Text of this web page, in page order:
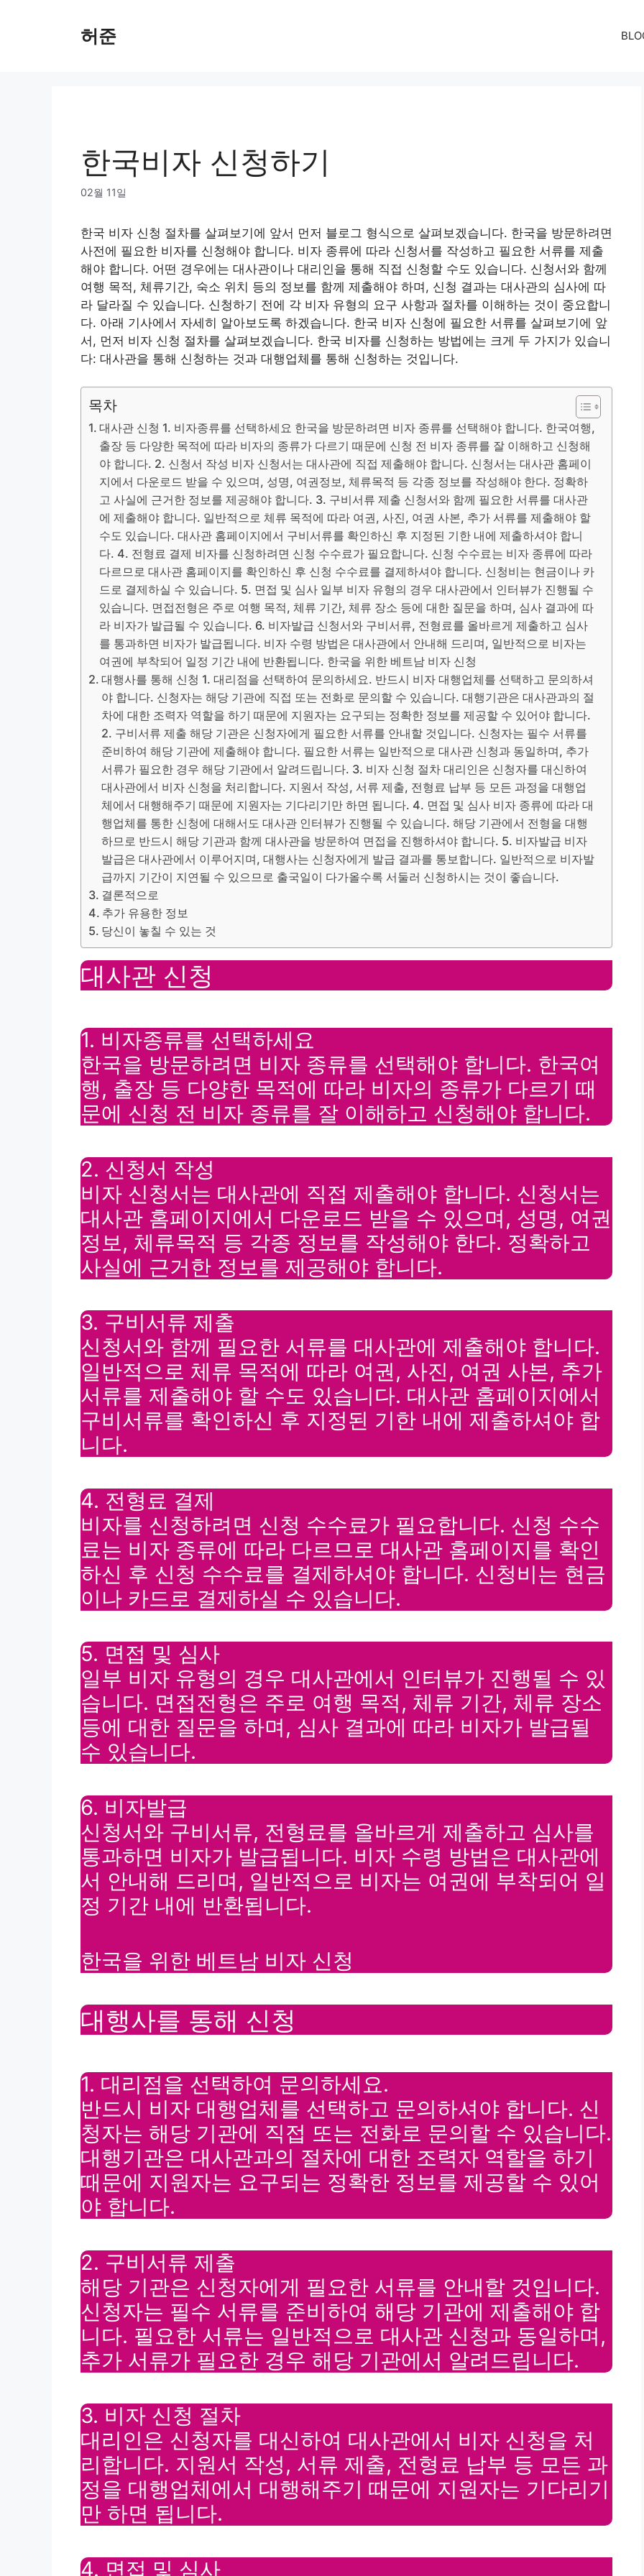
허준
한국비자 신청하기
02월 11일
한국 비자 신청 절차를 살펴보기에 앞서 먼저 블로그 형식으로 살펴보겠습니다. 한국을 방문하려면
사전에 필요한 비자를 신청해야 합니다. 비자 종류에 따라 신청서를 작성하고 필요한 서류를 제출
해야 합니다. 어떤 경우에는 대사관이나 대리인을 통해 직접 신청할 수도 있습니다. 신청서와 함께
여행 목적, 체류기간, 숙소 위치 등의 정보를 함께 제출해야 하며, 신청 결과는 대사관의 심사에 따
라 달라질 수 있습니다. 신청하기 전에 각 비자 유형의 요구 사항과 절차를 이해하는 것이 중요합니
다. 아래 기사에서 자세히 알아보도록 하겠습니다. 한국 비자 신청에 필요한 서류를 살펴보기에 앞
서, 먼저 비자 신청 절차를 살펴보겠습니다. 한국 비자를 신청하는 방법에는 크게 두 가지가 있습니
다: 대사관을 통해 신청하는 것과 대행업체를 통해 신청하는 것입니다.
목차
대사관 신청 1. 비자종류를 선택하세요 한국을 방문하려면 비자 종류를 선택해야 합니다. 한국여행,
출장 등 다양한 목적에 따라 비자의 종류가 다르기 때문에 신청 전 비자 종류를 잘 이해하고 신청해
야 합니다. 2. 신청서 작성 비자 신청서는 대사관에 직접 제출해야 합니다. 신청서는 대사관 홈페이
지에서 다운로드 받을 수 있으며, 성명, 여권정보, 체류목적 등 각종 정보를 작성해야 한다. 정확하
고 사실에 근거한 정보를 제공해야 합니다. 3. 구비서류 제출 신청서와 함께 필요한 서류를 대사관
에 제출해야 합니다. 일반적으로 체류 목적에 따라 여권, 사진, 여권 사본, 추가 서류를 제출해야 할
수도 있습니다. 대사관 홈페이지에서 구비서류를 확인하신 후 지정된 기한 내에 제출하셔야 합니
다. 4. 전형료 결제 비자를 신청하려면 신청 수수료가 필요합니다. 신청 수수료는 비자 종류에 따라
다르므로 대사관 홈페이지를 확인하신 후 신청 수수료를 결제하셔야 합니다. 신청비는 현금이나 카
드로 결제하실 수 있습니다. 5. 면접 및 심사 일부 비자 유형의 경우 대사관에서 인터뷰가 진행될 수
있습니다. 면접전형은 주로 여행 목적, 체류 기간, 체류 장소 등에 대한 질문을 하며, 심사 결과에 따
라 비자가 발급될 수 있습니다. 6. 비자발급 신청서와 구비서류, 전형료를 올바르게 제출하고 심사
를 통과하면 비자가 발급됩니다. 비자 수령 방법은 대사관에서 안내해 드리며, 일반적으로 비자는
여권에 부착되어 일정 기간 내에 반환됩니다. 한국을 위한 베트남 비자 신청
대행사를 통해 신청 1. 대리점을 선택하여 문의하세요. 반드시 비자 대행업체를 선택하고 문의하셔
야 합니다. 신청자는 해당 기관에 직접 또는 전화로 문의할 수 있습니다. 대행기관은 대사관과의 절
차에 대한 조력자 역할을 하기 때문에 지원자는 요구되는 정확한 정보를 제공할 수 있어야 합니다.
2. 구비서류 제출 해당 기관은 신청자에게 필요한 서류를 안내할 것입니다. 신청자는 필수 서류를
준비하여 해당 기관에 제출해야 합니다. 필요한 서류는 일반적으로 대사관 신청과 동일하며, 추가
서류가 필요한 경우 해당 기관에서 알려드립니다. 3. 비자 신청 절차 대리인은 신청자를 대신하여
대사관에서 비자 신청을 처리합니다. 지원서 작성, 서류 제출, 전형료 납부 등 모든 과정을 대행업
체에서 대행해주기 때문에 지원자는 기다리기만 하면 됩니다. 4. 면접 및 심사 비자 종류에 따라 대
행업체를 통한 신청에 대해서도 대사관 인터뷰가 진행될 수 있습니다. 해당 기관에서 전형을 대행
하므로 반드시 해당 기관과 함께 대사관을 방문하여 면접을 진행하셔야 합니다. 5. 비자발급 비자
발급은 대사관에서 이루어지며, 대행사는 신청자에게 발급 결과를 통보합니다. 일반적으로 비자발
급까지 기간이 지연될 수 있으므로 출국일이 다가올수록 서둘러 신청하시는 것이 좋습니다.
결론적으로
추가 유용한 정보
당신이 놓칠 수 있는 것
대사관 신청
1. 비자종류를 선택하세요
한국을 방문하려면 비자 종류를 선택해야 합니다. 한국여
행, 출장 등 다양한 목적에 따라 비자의 종류가 다르기 때
문에 신청 전 비자 종류를 잘 이해하고 신청해야 합니다.
2. 신청서 작성
비자 신청서는 대사관에 직접 제출해야 합니다. 신청서는
대사관 홈페이지에서 다운로드 받을 수 있으며, 성명, 여권
정보, 체류목적 등 각종 정보를 작성해야 한다. 정확하고
사실에 근거한 정보를 제공해야 합니다.
3. 구비서류 제출
신청서와 함께 필요한 서류를 대사관에 제출해야 합니다.
일반적으로 체류 목적에 따라 여권, 사진, 여권 사본, 추가
서류를 제출해야 할 수도 있습니다. 대사관 홈페이지에서
구비서류를 확인하신 후 지정된 기한 내에 제출하셔야 합
니다.
4. 전형료 결제
비자를 신청하려면 신청 수수료가 필요합니다. 신청 수수
료는 비자 종류에 따라 다르므로 대사관 홈페이지를 확인
하신 후 신청 수수료를 결제하셔야 합니다. 신청비는 현금
이나 카드로 결제하실 수 있습니다.
5. 면접 및 심사
일부 비자 유형의 경우 대사관에서 인터뷰가 진행될 수 있
습니다. 면접전형은 주로 여행 목적, 체류 기간, 체류 장소
등에 대한 질문을 하며, 심사 결과에 따라 비자가 발급될
수 있습니다.
6. 비자발급
신청서와 구비서류, 전형료를 올바르게 제출하고 심사를
통과하면 비자가 발급됩니다. 비자 수령 방법은 대사관에
서 안내해 드리며, 일반적으로 비자는 여권에 부착되어 일
정 기간 내에 반환됩니다.
한국을 위한 베트남 비자 신청
대행사를 통해 신청
1. 대리점을 선택하여 문의하세요.
반드시 비자 대행업체를 선택하고 문의하셔야 합니다. 신
청자는 해당 기관에 직접 또는 전화로 문의할 수 있습니다.
대행기관은 대사관과의 절차에 대한 조력자 역할을 하기
때문에 지원자는 요구되는 정확한 정보를 제공할 수 있어
야 합니다.
2. 구비서류 제출
해당 기관은 신청자에게 필요한 서류를 안내할 것입니다.
신청자는 필수 서류를 준비하여 해당 기관에 제출해야 합
니다. 필요한 서류는 일반적으로 대사관 신청과 동일하며,
추가 서류가 필요한 경우 해당 기관에서 알려드립니다.
3. 비자 신청 절차
대리인은 신청자를 대신하여 대사관에서 비자 신청을 처
리합니다. 지원서 작성, 서류 제출, 전형료 납부 등 모든 과
정을 대행업체에서 대행해주기 때문에 지원자는 기다리기
만 하면 됩니다.
4. 면접 및 심사